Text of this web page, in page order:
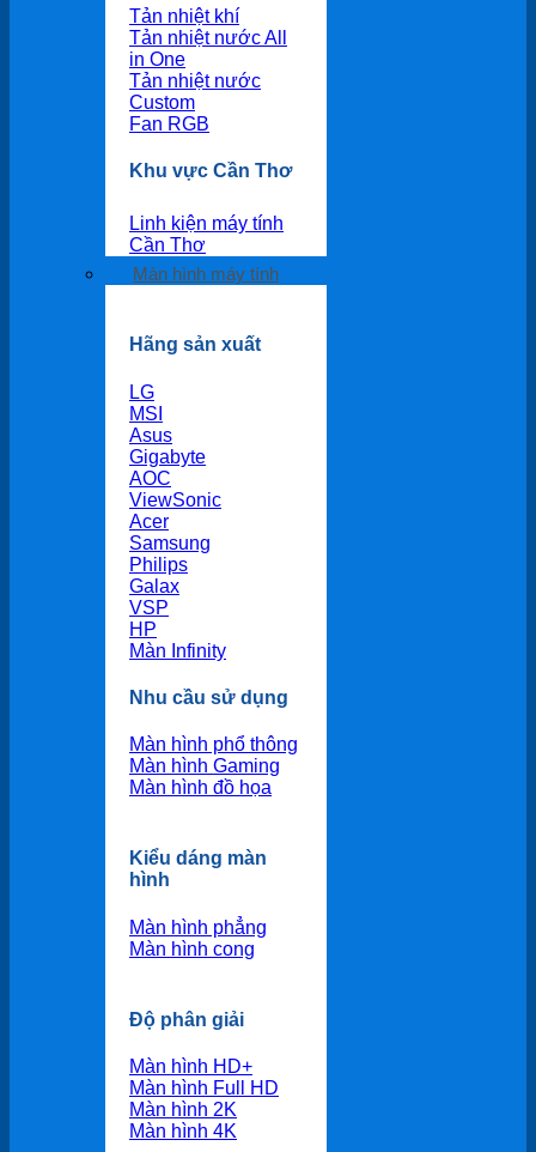
Tản nhiệt khí
Tản nhiệt nước All
in One
Tản nhiệt nước
Custom
Fan RGB
Khu vực Cần Thơ
Linh kiện máy tính
Cần Thơ
Màn hình máy tính
Hãng sản xuất
LG
MSI
Asus
Gigabyte
AOC
ViewSonic
Acer
Samsung
Philips
Galax
VSP
HP
Màn Infinity
Nhu cầu sử dụng
Màn hình phổ thông
Màn hình Gaming
Màn hình đồ họa
Kiểu dáng màn
hình
Màn hình phẳng
Màn hình cong
Độ phân giải
Màn hình HD+
Màn hình Full HD
Màn hình 2K
Màn hình 4K